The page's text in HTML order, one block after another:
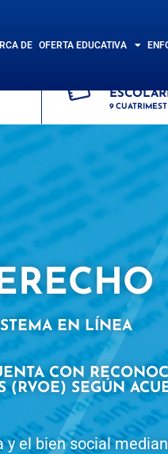
DE OFERTA EDUCATIVA
9
EN LÍNEA
CON
(RVOE) SEGÚN
el bien social